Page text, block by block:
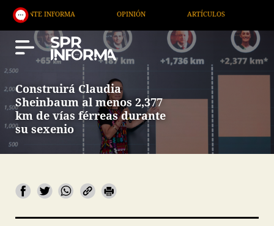
OPINIÓN ARTÍCULOS ARTE /
Construirá Claudia
Sheinbaum al menos 2,377
km de vías férreas durante
su sexenio